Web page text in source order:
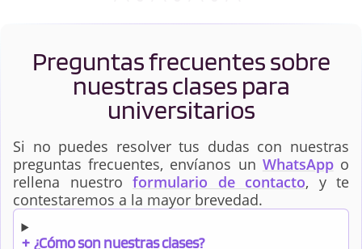
Preguntas frecuentes sobre
nuestras clases para
universitarios
Si no puedes resolver tus dudas con nuestras
preguntas frecuentes, envíanos un WhatsAppo
rellena nuestro formulario de contacto, y te
contestaremos a la mayor brevedad.
+ ¿Cómo son nuestras clases?